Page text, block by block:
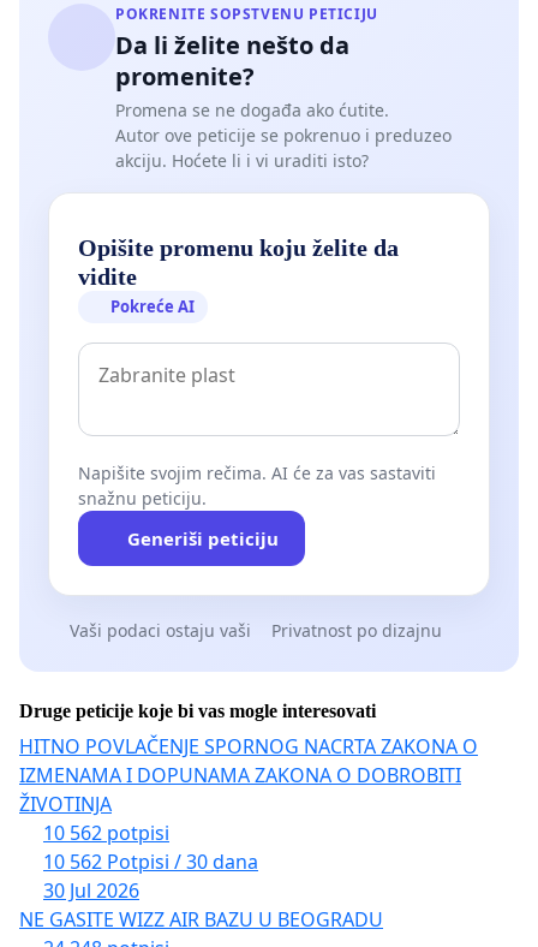
POKRENITE SOPSTVENU PETICIJU
Da li želite nešto da
promenite?
Promena se ne događa ako ćutite.
Autor ove peticije se pokrenuo i preduzeo
akciju. Hoćete li i vi uraditi isto?
Opišite promenu koju želite da
vidite
Pokreće AI
Napišite svojim rečima. AI će za vas sastaviti
snažnu peticiju.
Generiši peticiju
Vaši podaci ostaju vaši Privatnost po dizajnu
Druge peticije koje bi vas mogle interesovati
HITNO POVLAČENJE SPORNOG NACRTA ZAKONA O
IZMENAMA I DOPUNAMA ZAKONA O DOBROBITI
ŽIVOTINJA
10 562 potpisi
10 562 Potpisi / 30 dana
30 Jul 2026
NE GASITE WIZZ AIR BAZU U BEOGRADU